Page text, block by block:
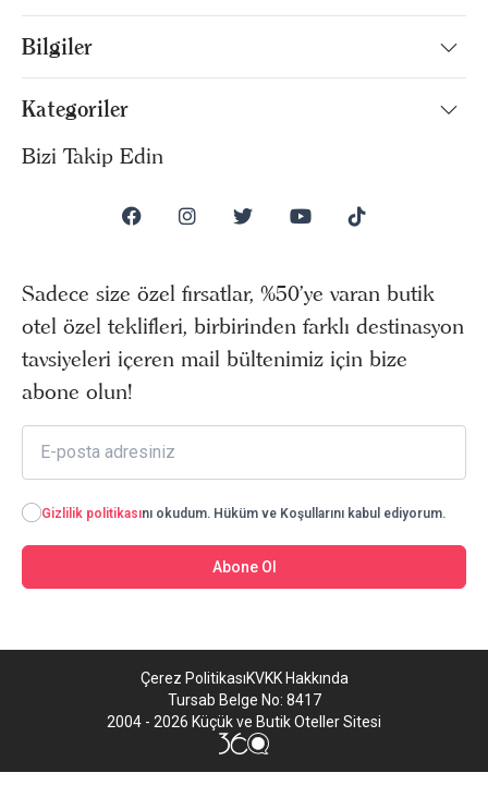
Bilgiler
Kategoriler
Bizi Takip Edin
Sadece size özel fırsatlar, %50’ye varan butik
otel özel teklifleri, birbirinden farklı destinasyon
tavsiyeleri içeren mail bültenimiz için bize
abone olun!
Gizlilik politikasını okudum. Hüküm ve Koşullarını kabul ediyorum.
Abone Ol
2004 - 2026 Küçük ve Butik Oteller Sitesi
Tursab Belge No: 8417
Çerez PolitikasıKVKK Hakkında